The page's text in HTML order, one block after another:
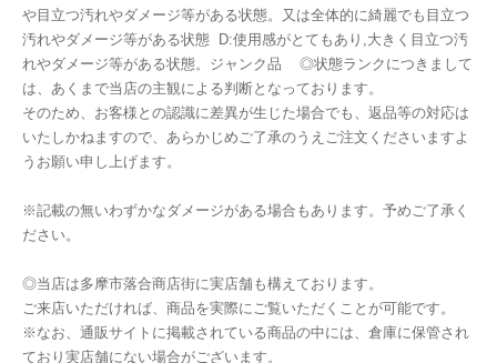
や目立つ汚れやダメージ等がある状態。又は全体的に綺麗でも目立つ
汚れやダメージ等がある状態 D:使用感がとてもあり,大きく目立つ汚
れやダメージ等がある状態。ジャンク品 ◎状態ランクにつきまして
は、あくまで当店の主観による判断となっております。
そのため、お客様との認識に差異が生じた場合でも、返品等の対応は
いたしかねますので、あらかじめご了承のうえご注文くださいますよ
うお願い申し上げます。
※記載の無いわずかなダメージがある場合もあります。予めご了承く
ださい。
◎当店は多摩市落合商店街に実店舗も構えております。
ご来店いただければ、商品を実際にご覧いただくことが可能です。
※なお、通販サイトに掲載されている商品の中には、倉庫に保管され
ており実店舗にない場合がございます。